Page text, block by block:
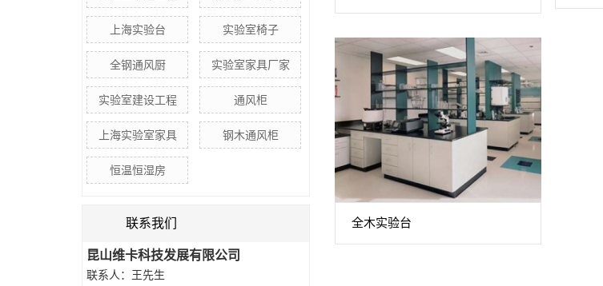
上海实验台 实验室椅子
全钢通风厨 实验室家具厂家
实验室建设工程 通风柜
上海实验室家具 钢木通风柜
恒温恒湿房
联系我们
昆山维卡科技发展有限公司
联系人：王先生
全木实验台